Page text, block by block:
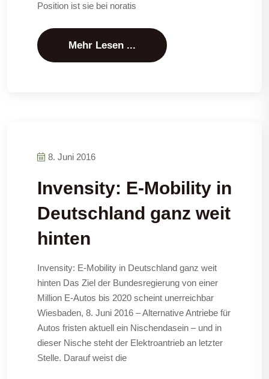
Position ist sie bei noratis
Mehr Lesen ...
8. Juni 2016
Invensity: E-Mobility in
Deutschland ganz weit
hinten
Invensity: E-Mobility in Deutschland ganz weit
hinten Das Ziel der Bundesregierung von einer
Million E-Autos bis 2020 scheint unerreichbar
Wiesbaden, 8. Juni 2016 – Alternative Antriebe für
Autos fristen aktuell ein Nischendasein – und in
dieser Nische steht der Elektroantrieb an letzter
Stelle. Darauf weist die